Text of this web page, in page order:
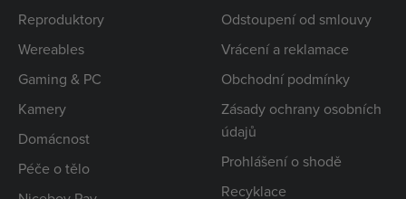
Reproduktory
Wereables
Gaming & PC
Kamery
Domácnost
Péče o tělo
Odstoupení od smlouvy
Vrácení a reklamace
Obchodní podmínky
Zásady ochrany osobních
údajů
Prohlášení o shodě
Recyklace